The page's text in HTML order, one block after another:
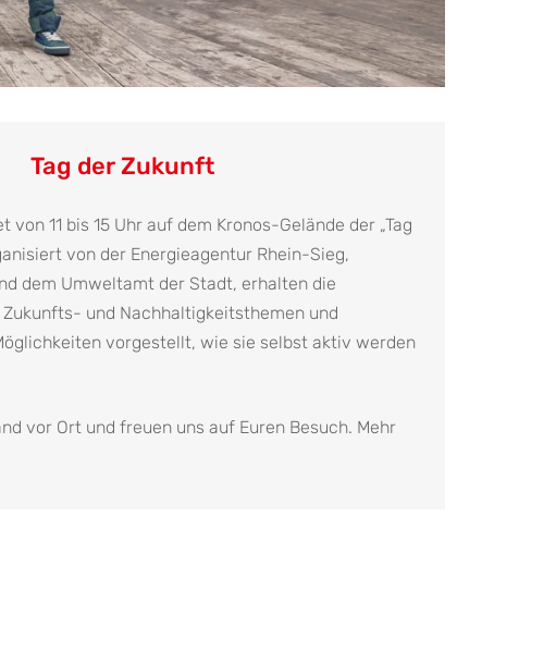
Tag der Zukunft
von 11 bis 15 Uhr auf dem Kronos-Gelände der „Tag
von der Energieagentur Rhein-Sieg,
dem Umweltamt der Stadt, erhalten die
Zukunfts- und Nachhaltigkeitsthemen und
vorgestellt, wie sie selbst aktiv werden
vor Ort und freuen uns auf Euren Besuch. Mehr